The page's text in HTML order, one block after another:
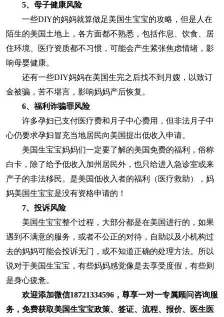
5、 母子健康风险
一些DIY的妈妈就算做足美国生宝宝的攻略，但是人在
陌生的美国土地上，各方面都不熟悉，包括作息、饮食、居
住环境、医疗资质都不习惯，可能会产生紧张焦虑情绪，影
响母婴健康。
还有一些DIY妈妈在美国生完之后找不到月嫂，以致订
金被骗，苦不堪言，影响妈妈产后恢复。
6、 福利诈骗罪风险
许多孕妇已支付医疗费和月子中心费用，但非法月子中
心仍要求孕妇冒充当地居民向美国提出低收入申请。
美国生宝宝妈妈们一定要了解的美国免费的福利，俗称
白卡，除了给予低收入加州居民外，也只给进入急诊室或来
产子的非法移民。是美国低收入者的福利（医疗救助），妈
妈美国生宝宝是没有资格申请的！
7、 投诉风险
美国生宝宝整个过程，大部分都是在美国进行的，如果
遇到不满意的服务，或者不公正的对待，自助以及小机构过
去的妈妈可能会投诉无门，或不知道正确的处理方法。所以
说对于美国生宝宝，有些妈妈感觉像是去享受度假，有些则
是身心疲惫。
欢迎添加微信18721334596，尊享一对一专属顾问咨询服
务，免费获取​美国生宝宝政策、签证、流程、报价、医生医